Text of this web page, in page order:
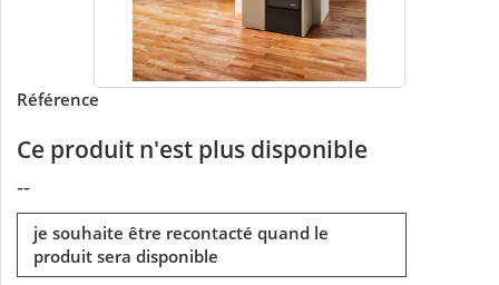
Référence
Ce produit n'est plus disponible
--
je souhaite être recontacté quand le
produit sera disponible